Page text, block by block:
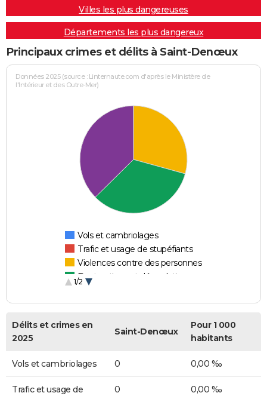
Villes les plus dangereuses
Départements les plus dangereux
Principaux crimes et délits à Saint-Denœux
Données 2025 (source : Linternaute.com d'après le Ministère de
l'Intérieur et des Outre-Mer)
Vols et cambriolages
Trafic et usage de stupéfiants
Violences contre des personnes
Destructions et dégradations
1/2
Délits et crimes en
2025
Saint-Denœux
Pour 1 000
habitants
Vols et cambriolages 0 0,00 ‰
Trafic et usage de
0 0,00 ‰